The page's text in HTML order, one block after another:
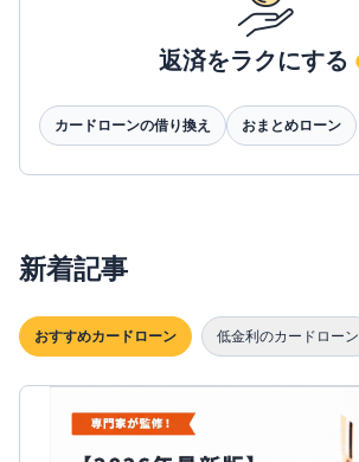
返済をラクにする
カードローンの借り換え おまとめローン
新着記事
おすすめカードローン 低金利のカードローン